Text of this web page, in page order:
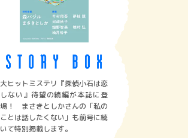
大ヒットミステリ『探偵小石は恋
しない』待望の続編が本誌に登
場！ まさきとしかさんの「私の
ことは話したくない」も前号に続
いて特別掲載します。